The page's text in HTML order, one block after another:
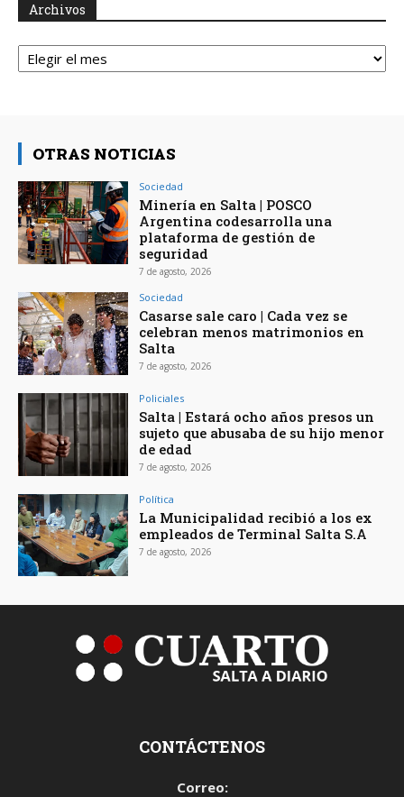
Archivos
Archivos
OTRAS NOTICIAS
Sociedad
Minería en Salta | POSCO
Argentina codesarrolla una
plataforma de gestión de
seguridad
7 de agosto, 2026
Sociedad
Casarse sale caro | Cada vez se
celebran menos matrimonios en
Salta
7 de agosto, 2026
Policiales
Salta | Estará ocho años presos un
sujeto que abusaba de su hijo menor
de edad
7 de agosto, 2026
Política
La Municipalidad recibió a los ex
empleados de Terminal Salta S.A
7 de agosto, 2026
CONTÁCTENOS
Correo: